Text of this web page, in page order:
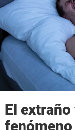
El
fenómeno